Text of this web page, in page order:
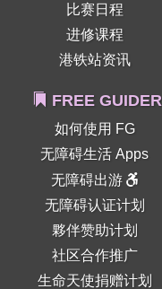
比赛日程
进修课程
港铁站资讯
FREE GUIDER
如何使用 FG
无障碍生活 Apps
无障碍出游
无障碍认证计划
夥伴赞助计划
社区合作推广
生命天使捐赠计划